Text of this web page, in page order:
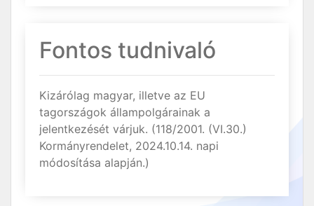
Fontos tudnivaló
Kizárólag magyar, illetve az EU
tagországok állampolgárainak a
jelentkezését várjuk. (118/2001. (VI.30.)
Kormányrendelet, 2024.10.14. napi
módosítása alapján.)